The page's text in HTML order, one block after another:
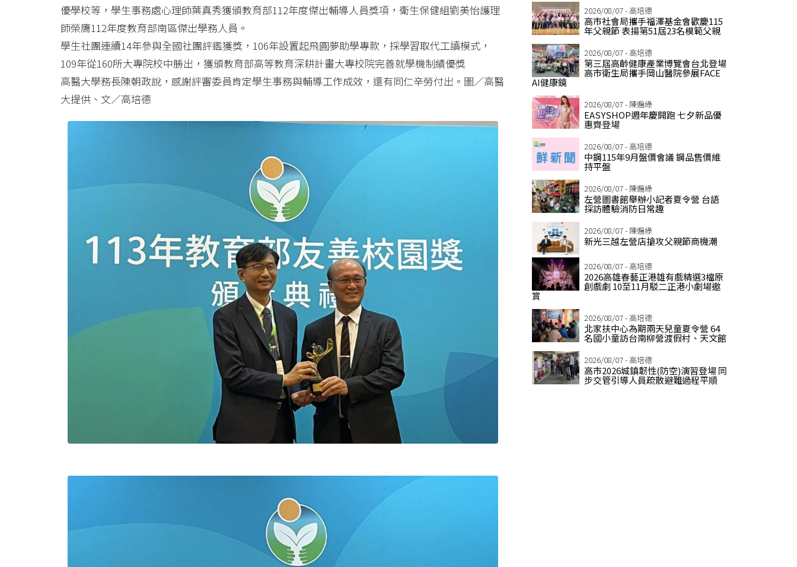
優學校等，學生事務處心理師葉真秀獲頒教育部112年度傑出輔導人員獎項，衛生保健組劉美怡護理
師榮膺112年度教育部南區傑出學務人員。
學生社團連續14年參與全國社團評鑑獲獎，106年設置起飛圓夢助學專款，採學習取代工讀模式，
109年從160所大專院校中勝出，獲頒教育部高等教育深耕計畫大專校院完善就學機制績優獎
高醫大學務長陳朝政說，感謝評審委員肯定學生事務與輔導工作成效，還有同仁辛勞付出。圖／高醫
大提供、文／高培德
2026/08/07 - 高培德
高市社會局攜手福澤基金會歡慶115
年父親節 表揚第51屆23名模範父親
2026/08/07 - 高培德
第三屆高齡健康產業博覽會台北登場
高市衛生局攜手岡山醫院參展FACE
AI健康鏡
2026/08/07 - 陳遍綠
EASYSHOP週年慶開跑 七夕新品優
惠齊登場
2026/08/07 - 高培德
中鋼115年9月盤價會議 鋼品售價維
持平盤
2026/08/07 - 陳遍綠
左營圖書館舉辦小記者夏令營 台語
採訪體驗消防日常趣
2026/08/07 - 陳遍綠
新光三越左營店搶攻父親節商機潮
2026/08/07 - 高培德
2026高雄春藝正港雄有戲精選3檔原
創戲劇 10至11月駁二正港小劇場邀
賞
2026/08/07 - 高培德
北家扶中心為期兩天兒童夏令營 64
名國小童訪台南柳營渡假村、天文館
2026/08/07 - 高培德
高市2026城鎮韌性(防空)演習登場 同
步交管引導人員疏散避難過程平順